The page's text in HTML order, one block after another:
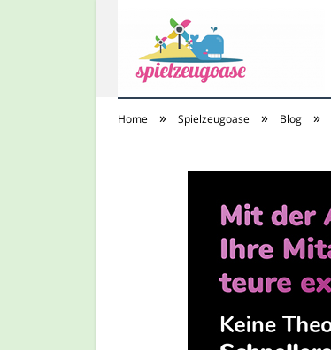
Home » Spielzeugoase » Blog »